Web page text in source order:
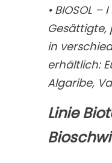
• BIOSOL –
Gesättigte,
in
erhältlich:
Algaribe,
Linie